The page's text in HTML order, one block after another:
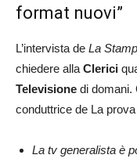
format nuovi”
L’intervista de La
chiedere alla Clerici
Televisione di domani.
conduttrice de La
La tv generalista è